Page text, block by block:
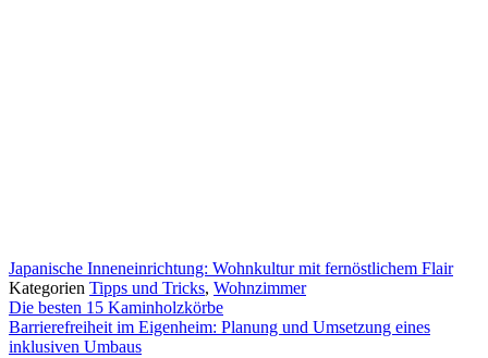
Japanische Inneneinrichtung: Wohnkultur mit fernöstlichem Flair
Kategorien Tipps und Tricks, Wohnzimmer
Die besten 15 Kaminholzkörbe
Barrierefreiheit im Eigenheim: Planung und Umsetzung eines
inklusiven Umbaus